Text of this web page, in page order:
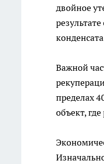
двойное
Важной
пределах
объект,